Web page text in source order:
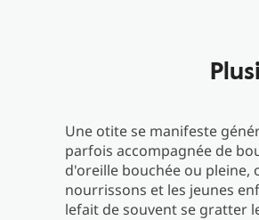
Une otite se manifeste
parfois accompagnée de
d'oreille bouchée ou pleine,
nourrissons et les jeunes
lefait de souvent se gratter